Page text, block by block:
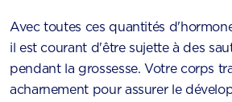
Avec toutes ces quantités
il est courant d'être sujette à des
pendant la grossesse. Votre corps
acharnement pour assurer le